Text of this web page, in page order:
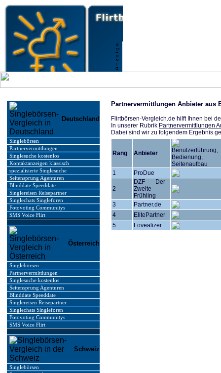
Deutschland
Singlebörsen
Partnervermittlungen
Singlesuche kostenlos
Kontaktanzeigen klassisch
spezialisierte Singlesuche
Seitensprung Agenturen
Blinddate Speeddate
Singlereisen Reisepartner
Singlechats Singleforen
Fotovoting Communitys
SMS Voice Flirt
Österreich
Singlebörsen
Partnervermittlungen
Singlesuche kostenlos
Seitensprung Agenturen
Blinddate Speeddate
Singlereisen Reisepartner
Singlechats Singleforen
Fotovoting Communitys
SMS Voice Flirt
Schweiz
Singlebörsen
Partnervermittlungen Anbieter aus
Flirtbörsen-Vergleich.de hilft Ihnen bei
In unserer Rubrik Partnervermittlungen
Dabei sind wir zu folgendem Ergebnis
Rang Anbieter
1 ProDue
2
DZF Der
Zweite
Frühling
3
Partner.de
4
ElitePartner
5
Lovealizer